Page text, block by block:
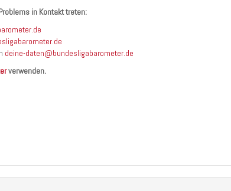
in Kontakt treten:
deine-daten@bundesligabarometer.de
verwenden.